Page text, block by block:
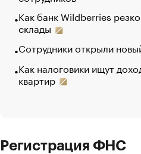
Как банк Wildberries
склады
Сотрудники открыли
Как налоговики ищут
квартир
Регистрация ФНС